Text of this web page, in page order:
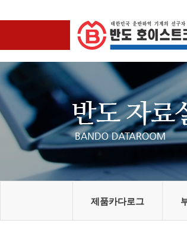
제품카다로그